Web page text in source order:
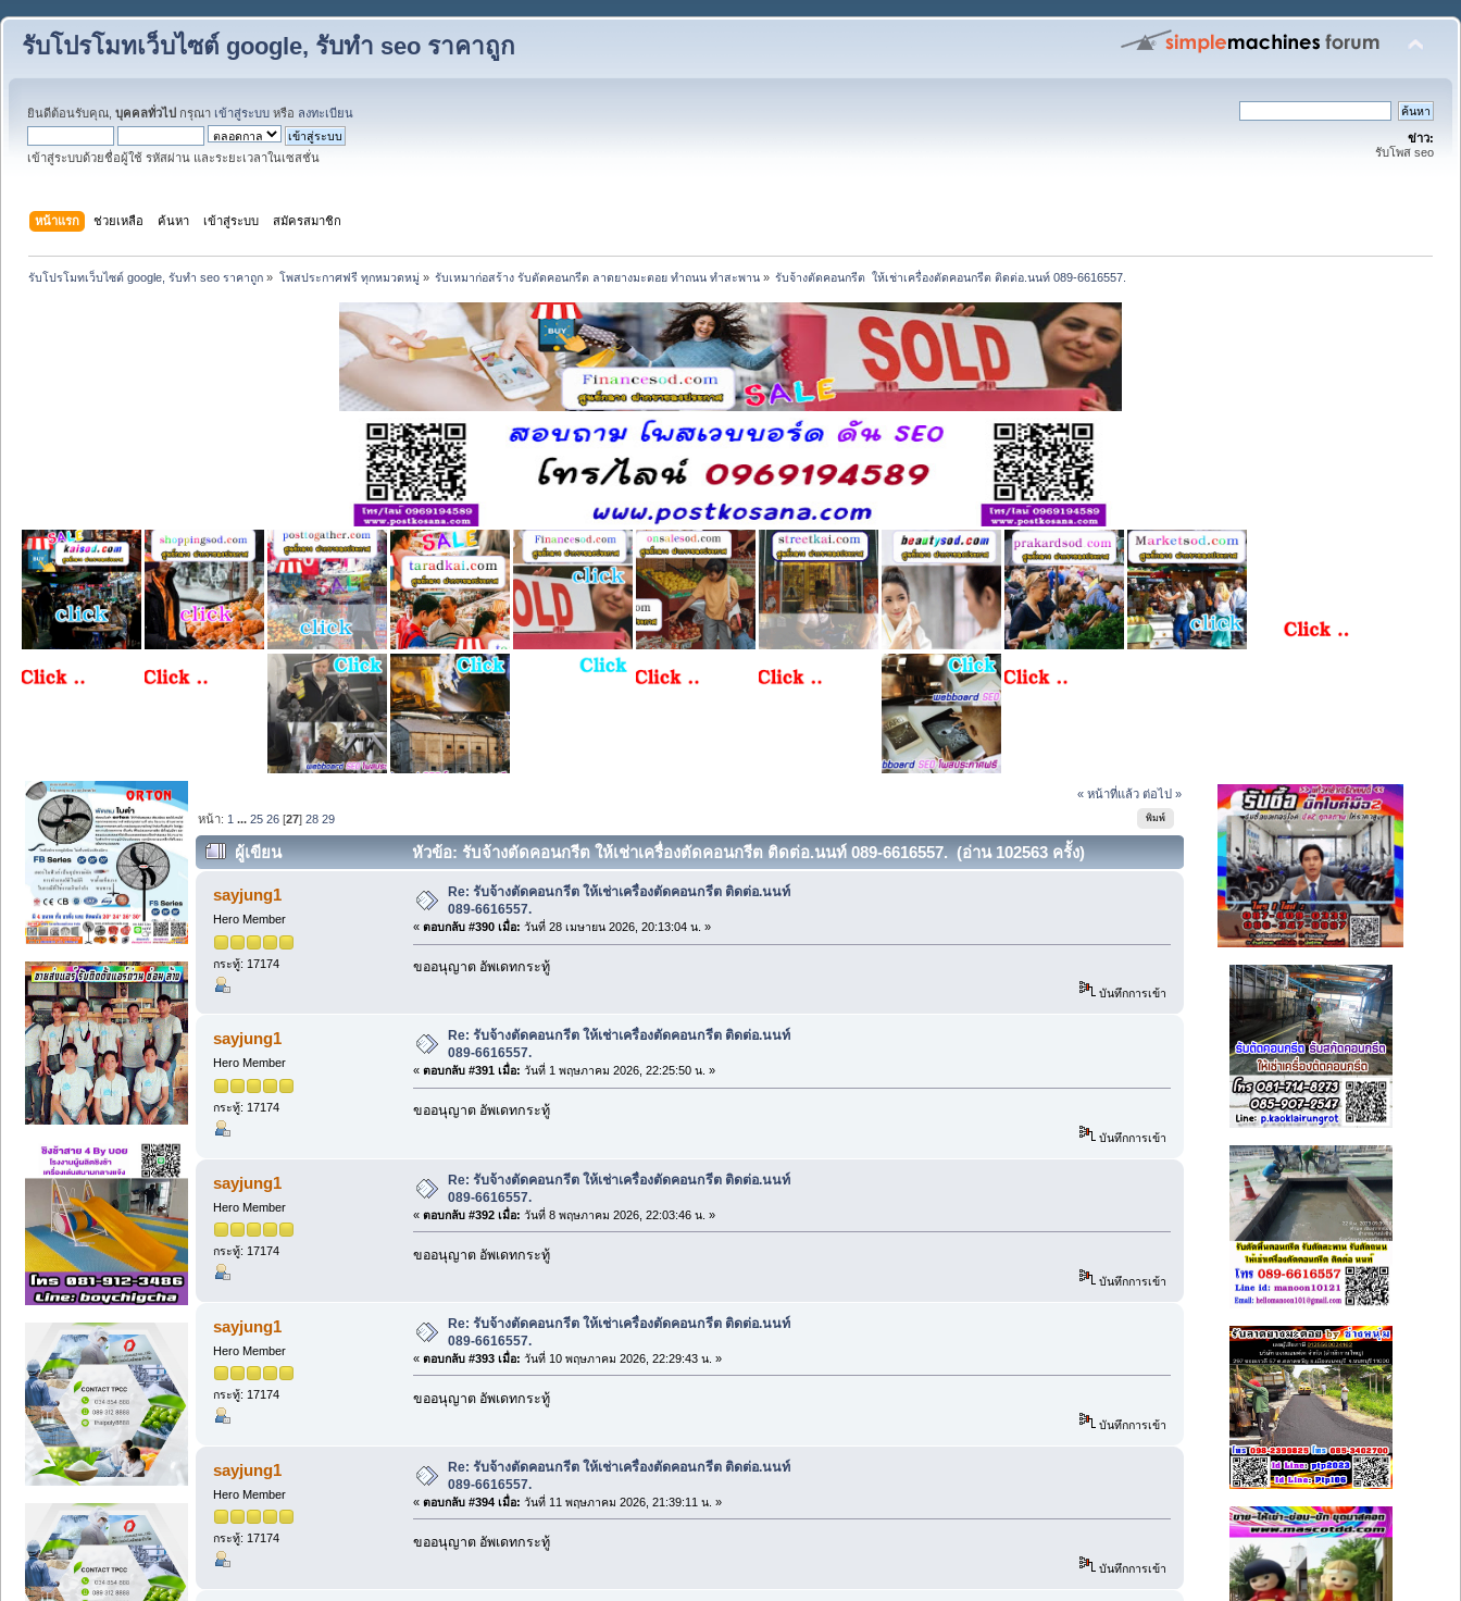
รับโปรโมทเว็บไซต์ google, รับทำ seo ราคาถูก
ยินดีต้อนรับคุณ, บุคคลทั่วไป กรุณา เข้าสู่ระบบ หรือ ลงทะเบียน
เข้าสู่ระบบด้วยชื่อผู้ใช้ รหัสผ่าน และระยะเวลาในเซสชั่น
ข่าว:
รับโพส seo
หน้าแรก ช่วยเหลือ ค้นหา เข้าสู่ระบบ สมัครสมาชิก
รับโปรโมทเว็บไซต์ google, รับทำ seo ราคาถูก » โพสประกาศฟรี ทุกหมวดหมู่» รับเหมาก่อสร้าง รับตัดคอนกรีต ลาดยางมะตอย ทำถนน ทำสะพาน» รับจ้างตัดคอนกรีต  ให้เช่าเครื่องตัดคอนกรีต ติดต่อ.นนท์ 089-6616557.
« หน้าที่แล้ว ต่อไป »
พิมพ์
หน้า: 1 ...25 26 [27]28 29
ผู้เขียน หัวข้อ: รับจ้างตัดคอนกรีต ให้เช่าเครื่องตัดคอนกรีต ติดต่อ.นนท์ 089-6616557. (อ่าน 102563 ครั้ง)
sayjung1
Hero Member
กระทู้: 17174
Re: รับจ้างตัดคอนกรีต ให้เช่าเครื่องตัดคอนกรีต ติดต่อ.นนท์
089-6616557.
« ตอบกลับ #390 เมื่อ: วันที่ 28 เมษายน 2026, 20:13:04 น. »
ขออนุญาต อัพเดทกระทู้
บันทึกการเข้า
sayjung1
Hero Member
กระทู้: 17174
Re: รับจ้างตัดคอนกรีต ให้เช่าเครื่องตัดคอนกรีต ติดต่อ.นนท์
089-6616557.
« ตอบกลับ #391 เมื่อ: วันที่ 1 พฤษภาคม 2026, 22:25:50 น. »
ขออนุญาต อัพเดทกระทู้
บันทึกการเข้า
sayjung1
Hero Member
กระทู้: 17174
Re: รับจ้างตัดคอนกรีต ให้เช่าเครื่องตัดคอนกรีต ติดต่อ.นนท์
089-6616557.
« ตอบกลับ #392 เมื่อ: วันที่ 8 พฤษภาคม 2026, 22:03:46 น. »
ขออนุญาต อัพเดทกระทู้
บันทึกการเข้า
sayjung1
Hero Member
กระทู้: 17174
Re: รับจ้างตัดคอนกรีต ให้เช่าเครื่องตัดคอนกรีต ติดต่อ.นนท์
089-6616557.
« ตอบกลับ #393 เมื่อ: วันที่ 10 พฤษภาคม 2026, 22:29:43 น. »
ขออนุญาต อัพเดทกระทู้
บันทึกการเข้า
sayjung1
Hero Member
กระทู้: 17174
Re: รับจ้างตัดคอนกรีต ให้เช่าเครื่องตัดคอนกรีต ติดต่อ.นนท์
089-6616557.
« ตอบกลับ #394 เมื่อ: วันที่ 11 พฤษภาคม 2026, 21:39:11 น. »
ขออนุญาต อัพเดทกระทู้
บันทึกการเข้า